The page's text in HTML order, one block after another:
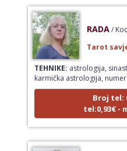
TEHNIKE:astrologija,
karmička astrologija,
Broj tel:
tel:0,93€ -